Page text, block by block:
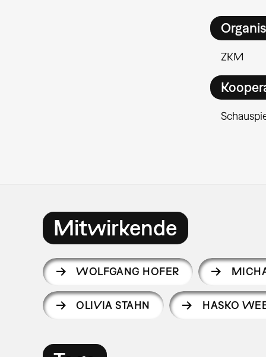
ZKM
Mitwirkende
WOLFGANG HOFER
OLIVIA STAHN HASKO